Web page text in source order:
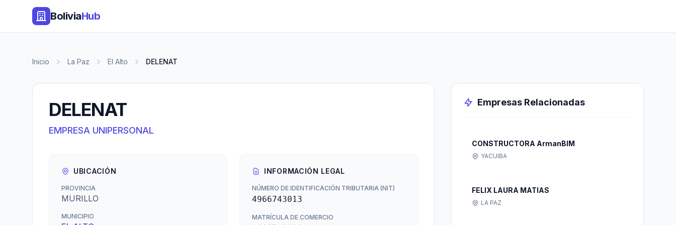
BoliviaHub
Inicio La Paz El Alto DELENAT
DELENAT
EMPRESA UNIPERSONAL
UBICACIÓN
PROVINCIA
MURILLO
MUNICIPIO
INFORMACIÓN LEGAL
NÚMERO DE IDENTIFICACIÓN TRIBUTARIA (NIT)
4966743013
MATRÍCULA DE COMERCIO
Empresas Relacionadas
CONSTRUCTORA ArmanBIM
YACUIBA
FELIX LAURA MATIAS
LA PAZ